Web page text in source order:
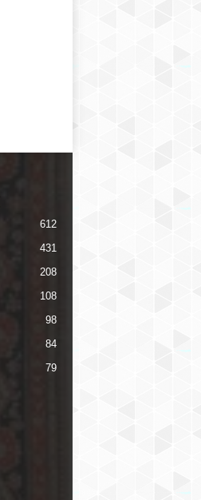
612
431
208
108
98
84
79